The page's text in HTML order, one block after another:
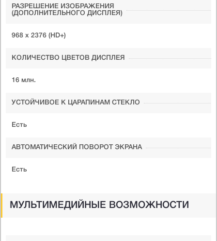
РАЗРЕШЕНИЕ ИЗОБРАЖЕНИЯ
(ДОПОЛНИТЕЛЬНОГО ДИСПЛЕЯ)
968 x 2376 (HD+)
КОЛИЧЕСТВО ЦВЕТОВ ДИСПЛЕЯ
16 млн.
УСТОЙЧИВОЕ К ЦАРАПИНАМ СТЕКЛО
Есть
АВТОМАТИЧЕСКИЙ ПОВОРОТ ЭКРАНА
Есть
МУЛЬТИМЕДИЙНЫЕ ВОЗМОЖНОСТИ